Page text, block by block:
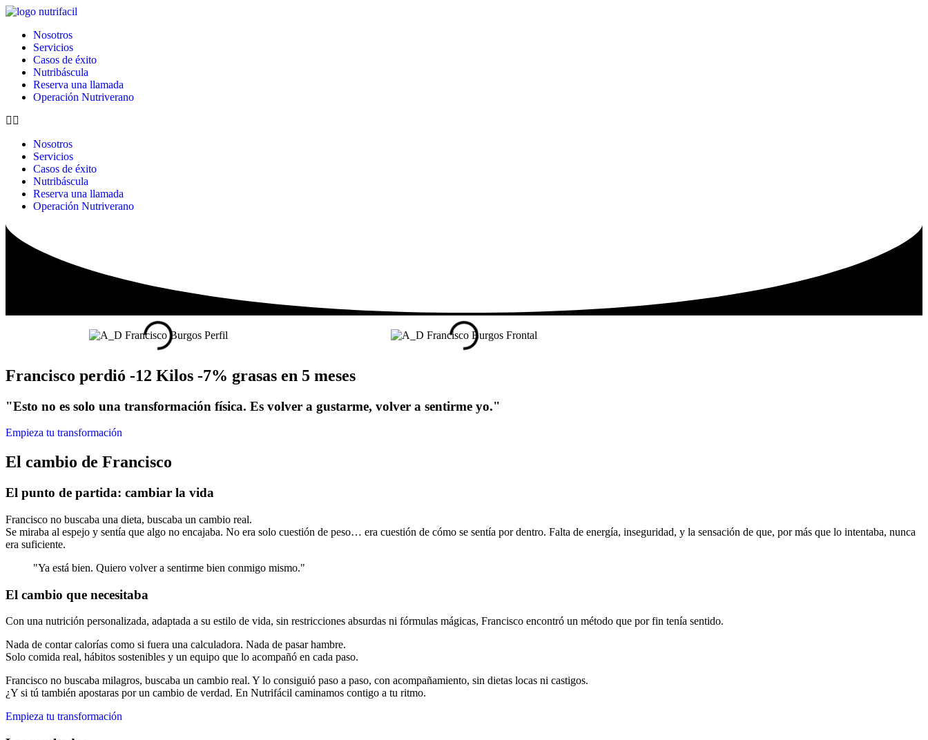
Ir
contenidoNosotros
Servicios
Casos de éxito
Nutribáscula
Reserva una llamada
Operación Nutriverano
Nosotros
Servicios
Casos de éxito
Nutribáscula
Reserva una llamada
Operación Nutriverano
Francisco perdió -12 Kilos -7% grasas en 5 meses
"Esto no es solo una transformación física. Es volver a gustarme, volver a sentirme yo."
Empieza tu transformación
El cambio de Francisco
El punto de partida: cambiar la vida
Francisco no buscaba una dieta, buscaba un cambio real.
Se miraba al espejo y sentía que algo no encajaba. No era solo cuestión de peso… era cuestión de cómo se sentía por dentro. Falta de energía, inseguridad, y la sensación de que, por más que lo intentaba, nunca
era suficiente.
"Ya está bien. Quiero volver a sentirme bien conmigo mismo."
El cambio que necesitaba
Con una nutrición personalizada, adaptada a su estilo de vida, sin restricciones absurdas ni fórmulas mágicas, Francisco encontró un método que por fin tenía sentido.
Nada de contar calorías como si fuera una calculadora. Nada de pasar hambre.
Solo comida real, hábitos sostenibles y un equipo que lo acompañó en cada paso.
Francisco no buscaba milagros, buscaba un cambio real. Y lo consiguió paso a paso, con acompañamiento, sin dietas locas ni castigos.
¿Y si tú también apostaras por un cambio de verdad. En Nutrifácil caminamos contigo a tu ritmo.
Empieza tu transformación